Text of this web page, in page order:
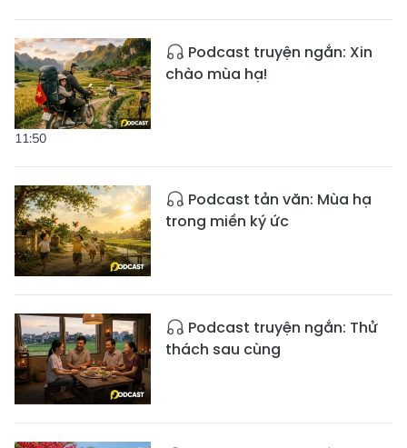
11:50
Podcast truyện ngắn: Xin
chào mùa hạ!
Podcast tản văn: Mùa hạ
trong miền ký ức
Podcast truyện ngắn: Thử
thách sau cùng